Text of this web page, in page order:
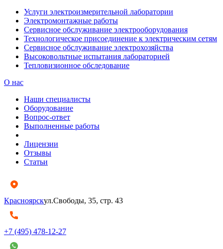
Услуги электроизмерительной лаборатории
Электромонтажные работы
Сервисное обслуживание электрооборудования
Технологическое присоединение к электрическим сетям
Сервисное обслуживание электрохозяйства
Высоковольтные испытания лабораторией
Тепловизионное обследование
О нас
Наши специалисты
Оборудование
Вопрос-ответ
Выполненные работы
Лицензии
Отзывы
Статьи
Красноярскул.Свободы, 35, стр. 43
+7 (495) 478-12-27